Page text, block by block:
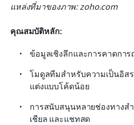
แหล่งที่มาของภาพ: zoho.com
คุณสมบัติหลัก:
ข้อมูลเชิงลึกและการคาดการ
โมดูลทีมสำหรับความเป็นอิส
แต่งแบบโค้ดน้อย
การสนับสนุนหลายช่องทางส
เชียล และแชทสด